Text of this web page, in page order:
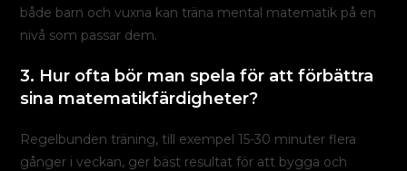
både barn och vuxna kan träna mental matematik på en
nivå som passar dem.
3. Hur ofta bör man spela för att förbättra
sina matematikfärdigheter?
Regelbunden träning, till exempel 15-30 minuter flera
gånger i veckan, ger bäst resultat för att bygga och